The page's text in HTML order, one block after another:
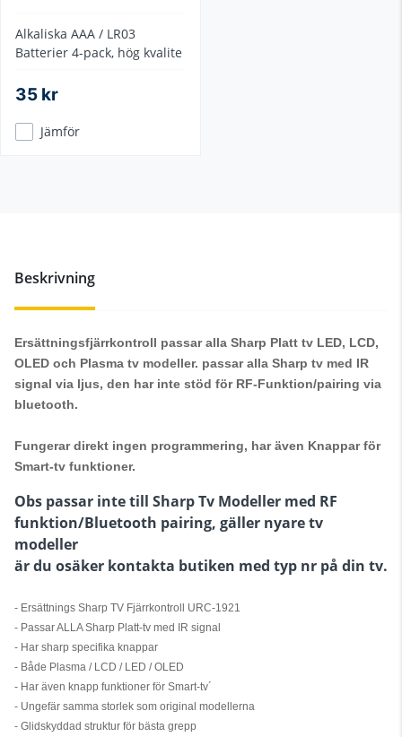
Alkaliska AAA / LR03
Batterier 4-pack, hög kvalite
35 kr
Jämför
Beskrivning
Ersättningsfjärrkontroll passar alla Sharp Platt tv LED, LCD,
OLED och Plasma tv modeller. passar alla Sharp tv med IR
signal via ljus, den har inte stöd för RF-Funktion/pairing via
bluetooth.
Fungerar direkt ingen programmering, har även Knappar för
Smart-tv funktioner.
Obs passar inte till Sharp Tv Modeller med RF
funktion/Bluetooth pairing, gäller nyare tv
modeller
är du osäker kontakta butiken med typ nr på din tv.
- Ersättnings Sharp TV Fjärrkontroll URC-1921
- Passar ALLA Sharp Platt-tv med IR signal
- Har sharp specifika knappar
- Både Plasma / LCD / LED / OLED
- Har även knapp funktioner för Smart-tv´
- Ungefär samma storlek som original modellerna
- Glidskyddad struktur för bästa grepp